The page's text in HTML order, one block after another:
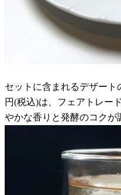
セットに含まれるデザート
円(税込)は、フェアトレー
やかな香りと発酵のコクが